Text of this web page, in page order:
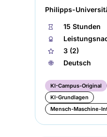
Philipps-
⏱
15 Stunden
🏅︎
★
3 (2)
🌐︎
Deutsch
KI-Campus-Original
KI-Grundlagen
Mensch-Maschine-